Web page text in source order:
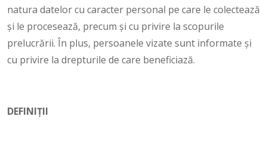
natura datelor cu caracter personal pe care le colectează
și le procesează, precum și cu privire la scopurile
prelucrării. În plus, persoanele vizate sunt informate și
cu privire la drepturile de care beneficiază.
DEFINIȚII